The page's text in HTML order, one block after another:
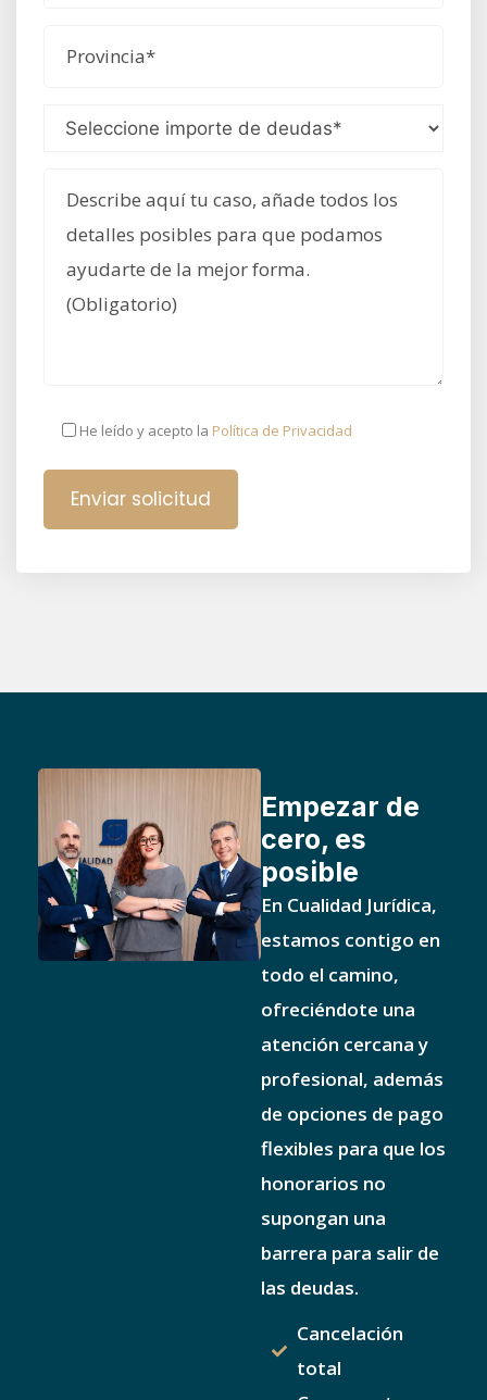
He leído y acepto la Política de Privacidad
Empezar de
cero, es
posible
En Cualidad Jurídica,
estamos contigo en
todo el camino,
ofreciéndote una
atención cercana y
profesional, además
de opciones de pago
flexibles para que los
honorarios no
supongan una
barrera para salir de
las deudas.
Cancelación
total